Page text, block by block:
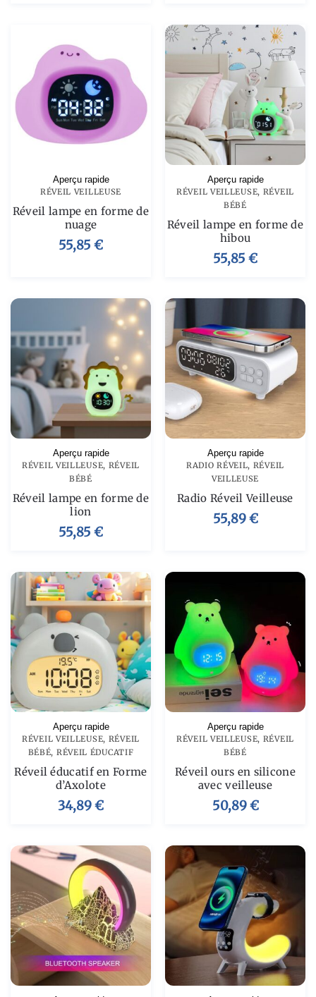
Aperçu rapide
RÉVEIL VEILLEUSE
Réveil lampe en forme de
nuage
55,85 €
Aperçu rapide
RÉVEIL VEILLEUSE, RÉVEIL
BÉBÉ
Réveil lampe en forme de
hibou
55,85 €
Aperçu rapide
RÉVEIL VEILLEUSE, RÉVEIL
BÉBÉ
Réveil lampe en forme de
lion
55,85 €
Aperçu rapide
RADIO RÉVEIL, RÉVEIL
VEILLEUSE
Radio Réveil Veilleuse
55,89€
Aperçu rapide
RÉVEIL VEILLEUSE, RÉVEIL
BÉBÉ, RÉVEIL ÉDUCATIF
Réveil éducatif en Forme
d’Axolote
34,89€
Aperçu rapide
RÉVEIL VEILLEUSE, RÉVEIL
BÉBÉ
Réveil ours en silicone
avec veilleuse
50,89€